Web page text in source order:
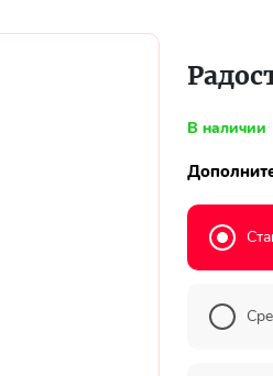
В наличии